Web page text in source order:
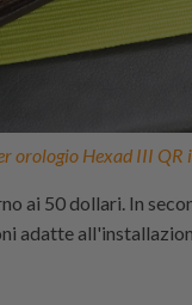
orologio Hexad III QR
ai 50 dollari. In
adatte